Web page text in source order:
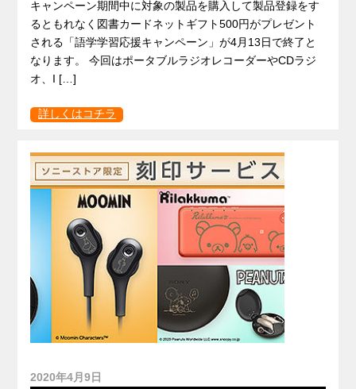
キャンペーン期間中に対象の製品を購入して製品登録をす
るともれなく図書カードネットギフト500円がプレゼント
される「語学学習応援キャンペーン」が4月13日で終了と
なります。 今回はポータブルラジオレコーダーやCDラジ
オ、I […]
詳しくはコチラ
2020年4月9日